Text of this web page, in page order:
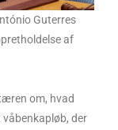
Guterres
af
om, hvad
der